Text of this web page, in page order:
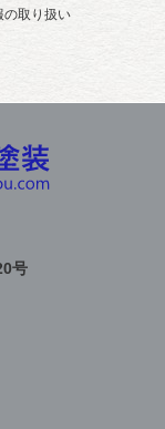
取り扱い
号